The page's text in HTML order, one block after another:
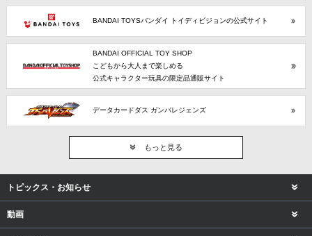
BANDAI TOYSバンダイ トイディビジョンの公式サイト
BANDAI OFFICIAL TOY SHOP
こどもから大人まで楽しめる
公式キャラクター玩具の限定品通販サイト
データカードダス ガンバレジェンズ
もっと見る
トピックス・お知らせ
動画